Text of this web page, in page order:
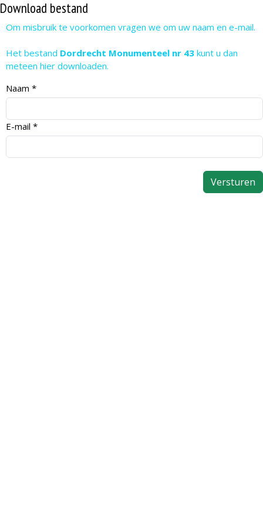
Download bestand
Om misbruik te voorkomen vragen we om uw naam en e-mail.
Het bestand Dordrecht Monumenteel nr 43 kunt u dan
meteen hier downloaden.
Naam *
E-mail *